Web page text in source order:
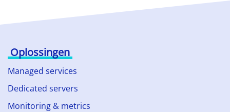
Oplossingen
Managed services
Dedicated servers
Monitoring & metrics